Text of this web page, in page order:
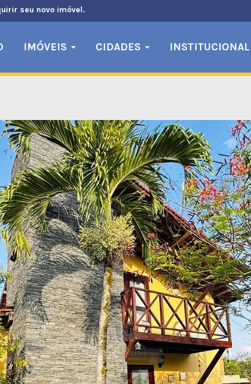
seu novo imóvel.
IMÓVEIS CIDADES INSTITUCIONAL